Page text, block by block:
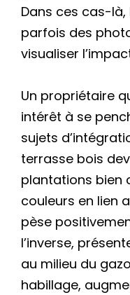
Dans ces cas-
parfois des
visualiser
Un propriétaire
intérêt à se
sujets
terrasse bois
plantations bien
couleurs en lien
pèse
l’inverse,
au milieu du
habillage,